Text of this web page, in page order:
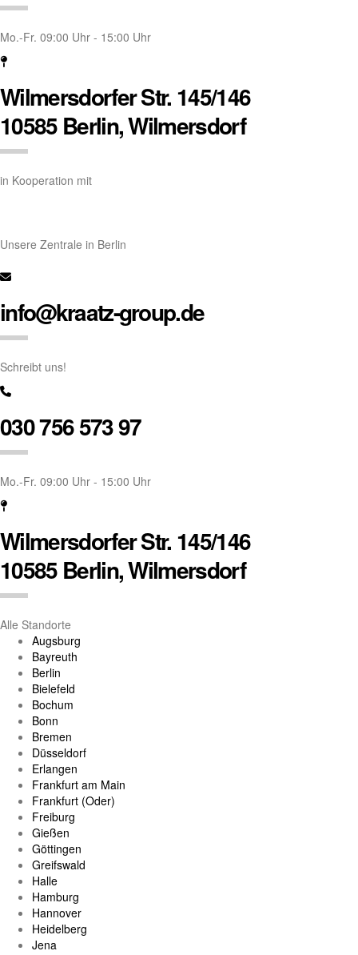
Mo.-Fr. 09:00 Uhr - 15:00 Uhr
Wilmersdorfer Str. 145/146
10585 Berlin, Wilmersdorf
in Kooperation mit
Unsere Zentrale in Berlin
info@kraatz-group.de
Schreibt uns!
030 756 573 97
Mo.-Fr. 09:00 Uhr - 15:00 Uhr
Wilmersdorfer Str. 145/146
10585 Berlin, Wilmersdorf
Alle Standorte
Augsburg
Bayreuth
Berlin
Bielefeld
Bochum
Bonn
Bremen
Düsseldorf
Erlangen
Frankfurt am Main
Frankfurt (Oder)
Freiburg
Gießen
Göttingen
Greifswald
Halle
Hamburg
Hannover
Heidelberg
Jena